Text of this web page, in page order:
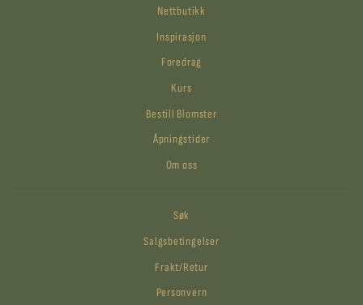
Nettbutikk
Inspirasjon
Foredrag
Kurs
Bestill Blomster
Åpningstider
Om oss
Søk
Salgsbetingelser
Frakt/Retur
Personvern